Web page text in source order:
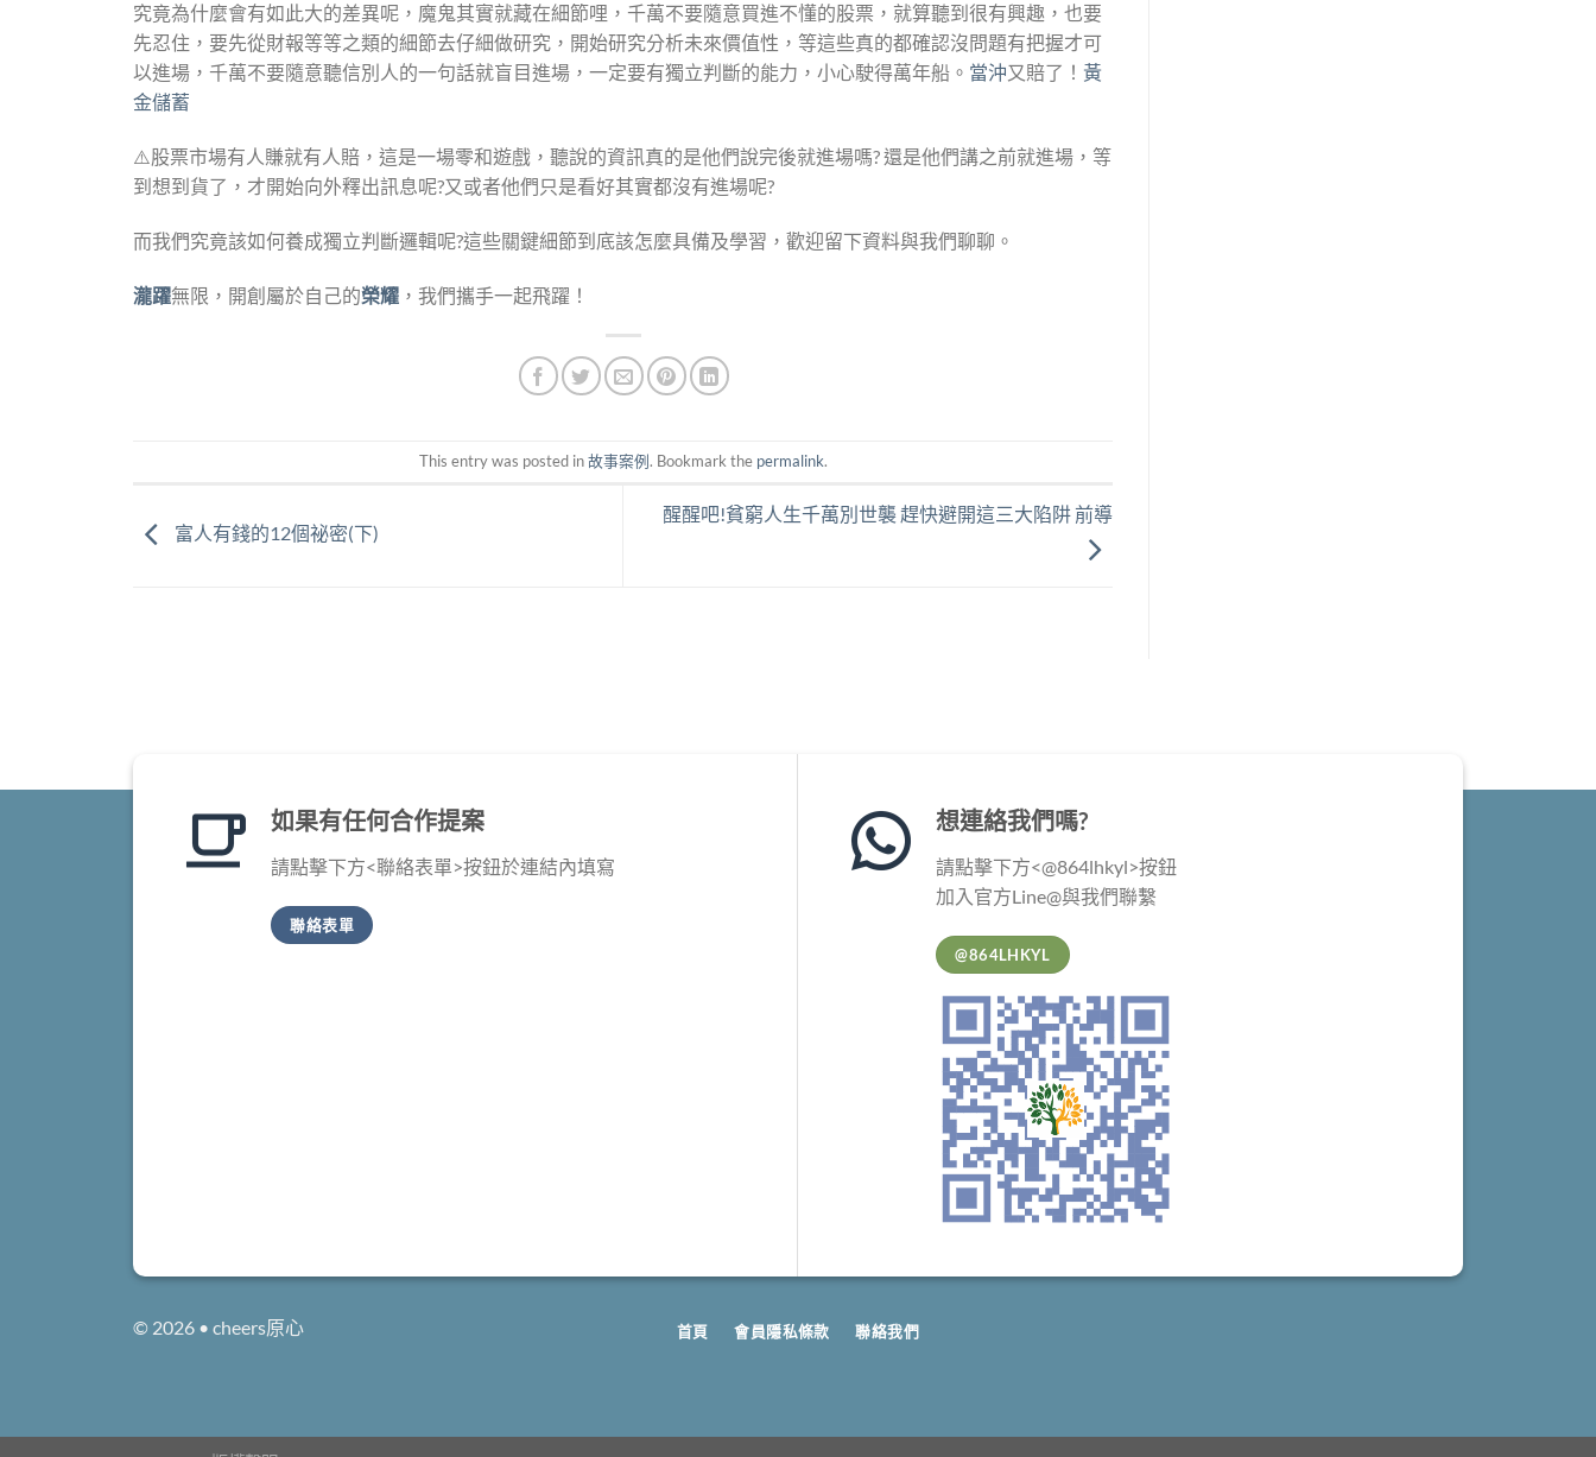
究竟為什麼會有如此大的差異呢，魔鬼其實就藏在細節哩，千萬不要隨意買進不懂的股票，就算聽到很有興趣，也要
先忍住，要先從財報等等之類的細節去仔細做研究，開始研究分析未來價值性，等這些真的都確認沒問題有把握才可
以進場，千萬不要隨意聽信別人的一句話就盲目進場，一定要有獨立判斷的能力，小心駛得萬年船。 當沖又賠了！ 黃
金儲蓄
⚠️股票市場有人賺就有人賠，這是一場零和遊戲，聽說的資訊真的是他們說完後就進場嗎? 還是他們講之前就進場，等
到想到貨了，才開始向外釋出訊息呢?又或者他們只是看好其實都沒有進場呢?
而我們究竟該如何養成獨立判斷邏輯呢?這些關鍵細節到底該怎麼具備及學習，歡迎留下資料與我們聊聊。
瀧躍無限，開創屬於自己的榮耀 ，我們攜手一起飛躍！
This entry was posted in故事案例. Bookmark the permalink.
富人有錢的12個祕密(下)
醒醒吧!貧窮人生千萬別世襲 趕快避開這三大陷阱 前導
如果有任何合作提案
請點擊下方<聯絡表單>按鈕於連結內填寫
聯絡表單
想連絡我們嗎?
請點擊下方<@864lhkyl>按鈕
加入官方Line@與我們聯繫
@864LHKYL
© 2026 • cheers原心 首頁 會員隱私條款 聯絡我們